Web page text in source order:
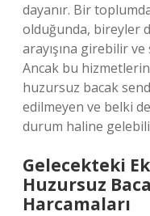
dayanır. Bir
olduğunda, bireyler
arayışına girebilir
Ancak bu
huzursuz bacak
edilmeyen ve belki
durum haline
Gelecekteki
Huzursuz
Harcamaları